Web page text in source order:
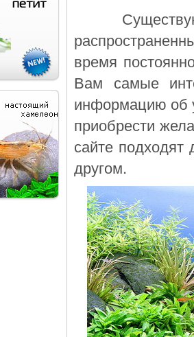
Существуют
время
Вам самые
информацию об
приобрести
сайте
другом.